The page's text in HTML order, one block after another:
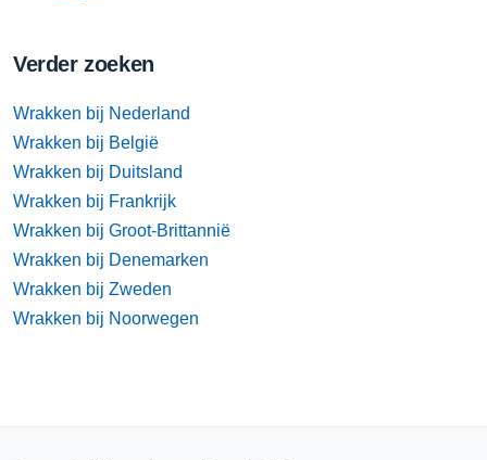
Verder zoeken
Wrakken bij Nederland
Wrakken bij België
Wrakken bij Duitsland
Wrakken bij Frankrijk
Wrakken bij Groot-Brittannië
Wrakken bij Denemarken
Wrakken bij Zweden
Wrakken bij Noorwegen